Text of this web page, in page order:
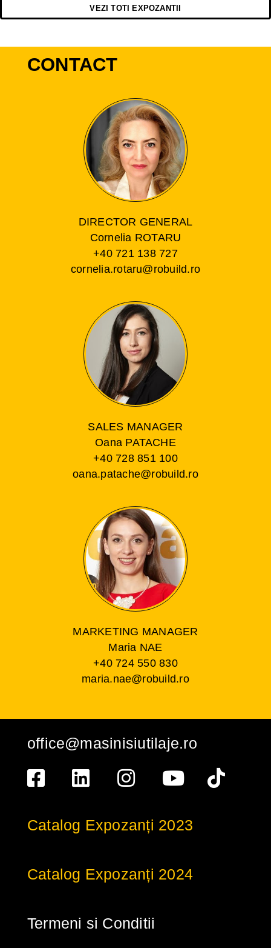
VEZI TOTI EXPOZANTII
CONTACT
DIRECTOR GENERAL
Cornelia ROTARU
+40 721 138 727
cornelia.rotaru@robuild.ro
SALES MANAGER
Oana PATACHE
+40 728 851 100
oana.patache@robuild.ro
MARKETING MANAGER
Maria NAE
+40 724 550 830
maria.nae@robuild.ro
office@masinisiutilaje.ro
Catalog Expozanți 2023
Catalog Expozanți 2024
Termeni si Conditii